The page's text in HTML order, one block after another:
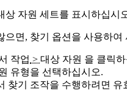
상 자원 세트를 표시하십시
으면, 찾기 옵션을 사용하
작업 > 대상 자원 을 클릭
유형을 선택하십시오.
찾기 조작을 수행하려면